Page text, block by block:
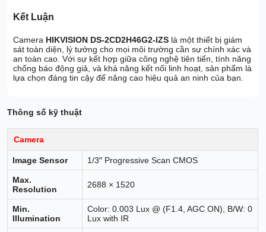
Kết Luận
Camera HIKVISION DS-2CD2H46G2-IZS là một thiết bị giám
sát toàn diện, lý tưởng cho mọi môi trường cần sự chính xác và
an toàn cao. Với sự kết hợp giữa công nghệ tiên tiến, tính năng
chống báo động giả, và khả năng kết nối linh hoạt, sản phẩm là
lựa chọn đáng tin cậy để nâng cao hiệu quả an ninh của bạn.
Thông số kỹ thuật
Camera
Image Sensor 1/3″ Progressive Scan CMOS
Max.
Resolution
2688 × 1520
Min.
Illumination
Color: 0.003 Lux @ (F1.4, AGC ON), B/W: 0
Lux with IR